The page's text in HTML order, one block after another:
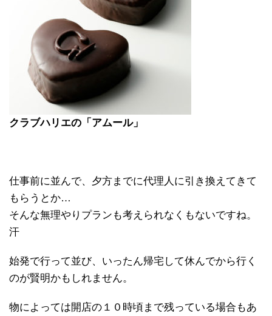
クラブハリエの「アムール」
仕事前に並んで、夕方までに代理人に引き換えてきて
もらうとか…
そんな無理やりプランも考えられなくもないですね。
汗
始発で行って並び、いったん帰宅して休んでから行く
のが賢明かもしれません。
物によっては開店の１０時頃まで残っている場合もあ